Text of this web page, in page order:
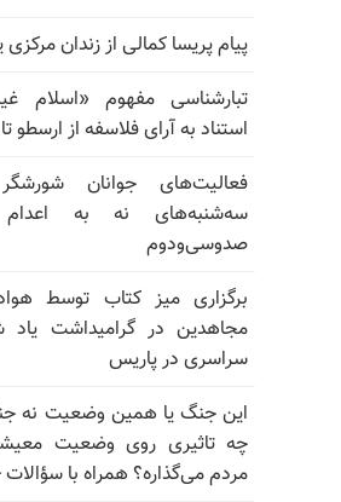
پیام پریسا کمالی از زندان مرکزی
تبارشناسی مفهوم «اسلام
استناد به آرای فلاسفه از ارسطو
فعالیت‌های جوانان
سه‌شنبه‌های نه به
صدوسی‌و‌دوم
برگزاری میز کتاب توسط
مجاهدین در گرامیداشت یاد
سراسری در پاریس
این جنگ یا همین وضعیت نه
چه تاثیری روی وضعیت
مردم می‌گذاره؟ همراه با سؤالات -